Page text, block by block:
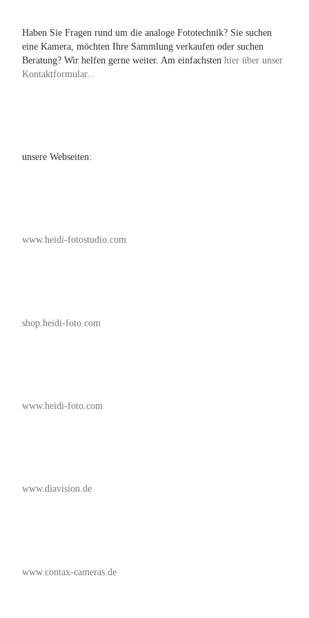
Haben Sie Fragen rund um die analoge Fototechnik? Sie suchen
eine Kamera, möchten Ihre Sammlung verkaufen oder suchen
Beratung? Wir helfen gerne weiter. Am einfachsten hier über unser
Kontaktformular...
unsere Webseiten:
www.heidi-fotostudio.com
shop.heidi-foto.com
www.heidi-foto.com
www.diavision.de
www.contax-cameras.de